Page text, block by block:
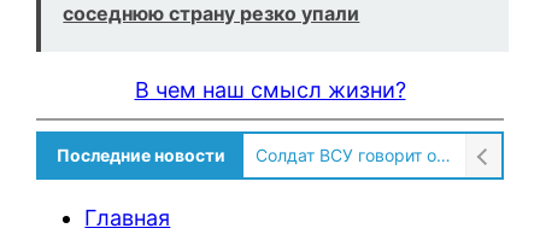
соседнюю страну резко упали
В чем наш смысл жизни?
Последние новости Солдат ВСУ говорит о том, чтобы продавали топливо для ремонта техники в Угледаре
Главная